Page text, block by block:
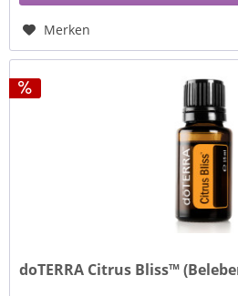
Merken
doTERRA Citrus Bliss™